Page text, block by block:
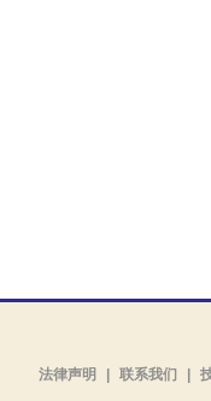
法律声明 联系我们